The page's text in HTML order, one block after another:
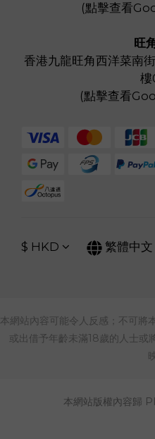
(點擊查看
旺
香港九龍旺角西洋菜南
樓
(點擊查看
$ HKD 繁體中文
本網站內容可能令人反感；不可將
或出借予年齡未滿18歲的人士或
本網站版權內容歸